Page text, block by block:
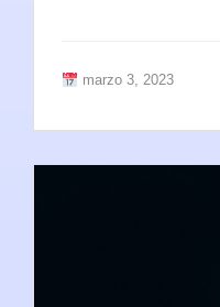
marzo 3, 2023